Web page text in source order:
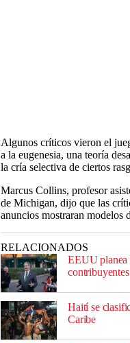
Algunos críticos vieron el
a la eugenesia, una teoría
la cría selectiva de ciertos
Marcus Collins, profesor
de Michigan, dijo que las
anuncios mostraran modelos
RELACIONADOS
EEUU planea
contribuyentes
Haití se
Caribe